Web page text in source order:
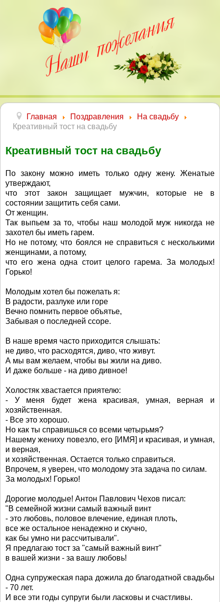
Главная Поздравления
На свадьбу
Креативный тост на свадьбу
Креативный тост на свадьбу
По закону можно иметь только одну жену. Женатые
утверждают,
что этот закон защищает мужчин, которые не в
состоянии защитить себя сами.
От женщин.
Так выпьем за то, чтобы наш молодой муж никогда не
захотел бы иметь гарем.
Но не потому, что боялся не справиться с несколькими
женщинами, а потому,
что его жена одна стоит целого гарема. За молодых!
Горько!
Молодым хотел бы пожелать я:
В радости, разлуке или горе
Вечно помнить первое объятье,
Забывая о последней ссоре.
В наше время часто приходится слышать:
не диво, что расходятся, диво, что живут.
А мы вам желаем, чтобы вы жили на диво.
И даже больше - на диво дивное!
Холостяк хвастается приятелю:
- У меня будет жена красивая, умная, верная и
хозяйственная.
- Все это хорошо.
Но как ты справишься со всеми четырьмя?
Нашему жениху повезло, его [ИМЯ] и красивая, и умная,
и верная,
и хозяйственная. Остается только справиться.
Впрочем, я уверен, что молодому эта задача по силам.
За молодых! Горько!
Дорогие молодые! Антон Павлович Чехов писал:
"В семейной жизни самый важный винт
- это любовь, половое влечение, единая плоть,
все же остальное ненадежно и скучно,
как бы умно ни рассчитывали".
Я предлагаю тост за "самый важный винт"
в вашей жизни - за вашу любовь!
Одна супружеская пара дожила до благодатной свадьбы
- 70 лет.
И все эти годы супруги были ласковы и счастливы.